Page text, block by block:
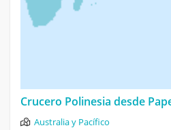
Crucero Polinesia desde
Australia y Pacífico